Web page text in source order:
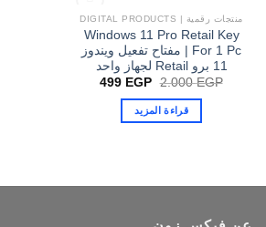
غير متوفر في المخزون
منتجات رقمية | DIGITAL PRODUCTS
Windows 11 Pro Retail Key
For 1 Pc | مفتاح تفعيل ويندوز
11 برو Retail لجهاز واحد
2.000EGP
السعر
هو:
2.000 EGP.
499 EGP
السعر
قراءة المزيد